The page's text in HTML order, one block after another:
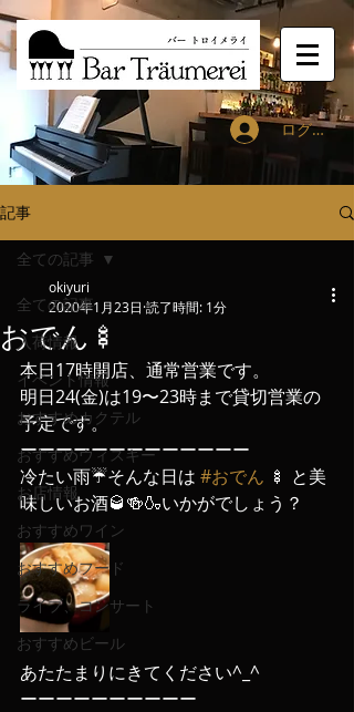
ログイン
記事
全ての記事
入荷情報
イベント情報
おすすめカクテル
おすすめウィスキー
お店情報
おすすめワイン
おすすめフード
ライブ、コンサート
おすすめビール
全ての記事
おでん🍢
okiyuri
2020年1月23日 読了時間: 1分
本日17時開店、通常営業です。
明日24(金)は19〜23時まで貸切営業の
予定です。
ーーーーーーーーーーーーー
冷たい雨☔️そんな日は #おでん 🍢 と美
味しいお酒🥃🍻🍶いかがでしょう？
あたたまりにきてください^_^
ーーーーーーーーーー